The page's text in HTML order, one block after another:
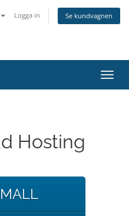
Logga in Se kundvagnen
Växla
Hosting